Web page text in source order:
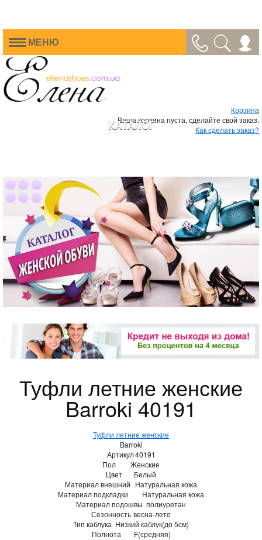
МЕНЮ
Корзина
Ваша корзина пуста, сделайте свой заказ.
Как сделать заказ?
КАТАЛОГ
Туфли летние женские
Barroki 40191
Туфли летние женские
Barroki
Артикул40191
Пол
Женские
Цвет
Белый
Материал внешний Натуральная кожа
Материал подкладки
Натуральная кожа
Материал подошвы полиуретан
Сезонность весна-лето
Тип каблука Низкий каблук(до 5см)
Полнота
F(средняя)